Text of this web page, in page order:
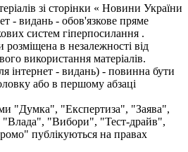
зі сторінки « Новини України
- видань - обов'язкове пряме
систем гіперпосилання .
в незалежності від
використання матеріалів.
інтернет - видань) - повинна бути
або в першому абзаці
"Думка", "Експертиза", "Заява",
"Влада", "Вибори", "Тест-драйв",
публікуються на правах